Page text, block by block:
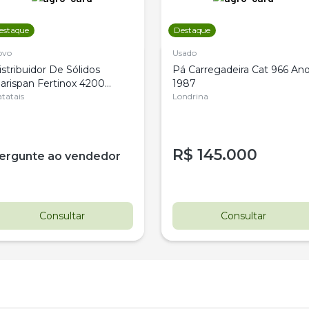
De Sólidos
Fertinox 4200
ao vendedor
Consultar
Destaque
Usado
Pá Carregadeira Cat 966
1987
Londrina
R$ 145.000
Consultar